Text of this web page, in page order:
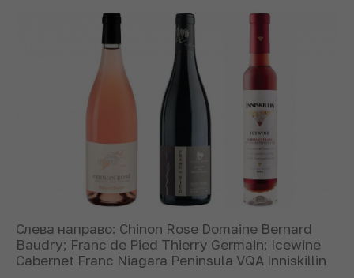
Слева направо: Chinon Rose Domaine Bernard
Baudry; Franc de Pied Thierry Germain; Icewine
Cabernet Franc Niagara Peninsula VQA Inniskillin